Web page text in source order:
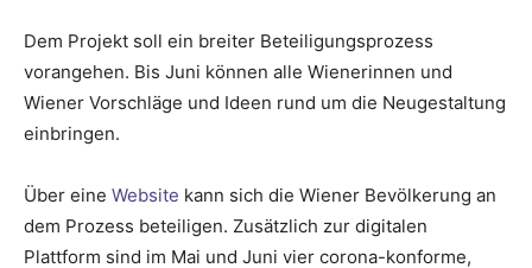
Dem Projekt soll ein breiter Beteiligungsprozess
vorangehen. Bis Juni können alle Wienerinnen und
Wiener Vorschläge und Ideen rund um die Neugestaltung
einbringen.
Über eine Website kann sich die Wiener Bevölkerung an
dem Prozess beteiligen. Zusätzlich zur digitalen
Plattform sind im Mai und Juni vier corona-konforme,